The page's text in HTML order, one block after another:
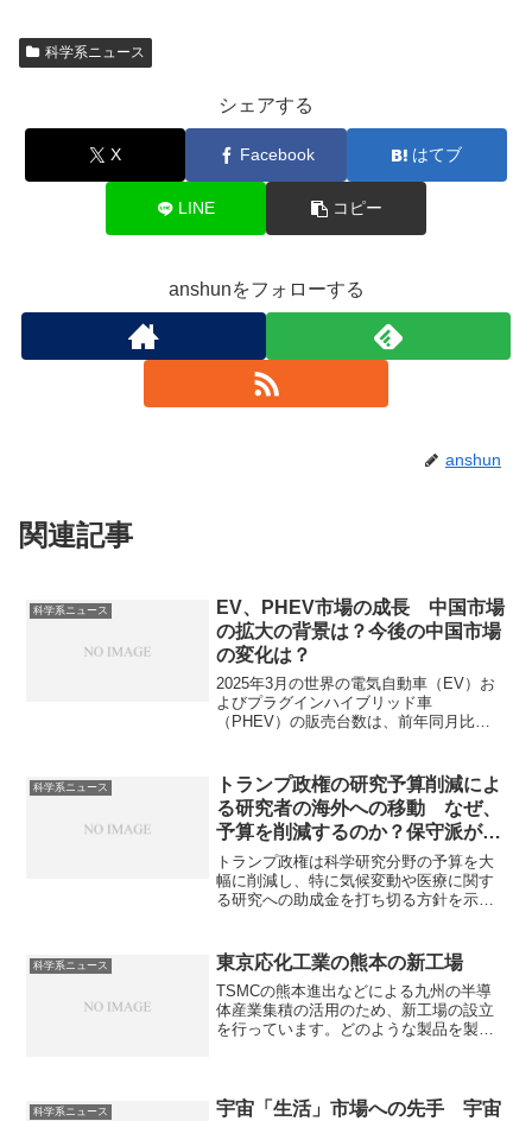
科学系ニュース
シェアする
X Facebook はてブ
LINE コピー
anshunをフォローする
anshun
関連記事
科学系ニュース
EV、PHEV市場の成長 中国市場
の拡大の背景は？今後の中国市場
の変化は？
​2025年3月の世界の電気自動車（EV）お
よびプラグインハイブリッド車
（PHEV）の販売台数は、前年同月比で
ています。中国市場は政府、メーカー、
インフラ、消費者意識、全部がうまく噛
み合ったことで、世界トップクラスのEV
市場となっています。中国市場の現状と
今後の予想、次世代のバッテリー競争は
どんなものかを知ることができます。
科学系ニュース
トランプ政権の研究予算削減によ
る研究者の海外への移動 なぜ、
予算を削減するのか？保守派が予
算削減になぜ賛成なのか？
トランプ政権は科学研究分野の予算を大
幅に削減し、特に気候変動や医療に関す
る研究への助成金を打ち切る方針を示し
ています。予算削減の理由、保守派が予
算削減に賛成する理由、科学の停滞以外
の悪影響は何かを知ることができます。
科学系ニュース 東京応化工業の熊本の新工場
TSMCの熊本進出などによる九州の半導
体産業集積の活用のため、新工場の設立
を行っています。どのような製品を製造
科学系ニュース
宇宙「生活」市場への先手 宇宙